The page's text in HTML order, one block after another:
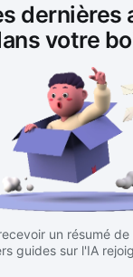
dernières
votre
un résumé
guides sur l'IA